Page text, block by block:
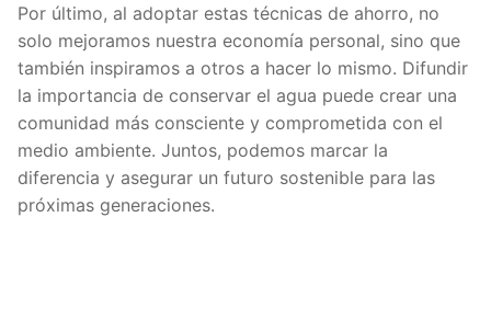
Por último, al adoptar estas técnicas de ahorro, no
solo mejoramos nuestra economía personal, sino que
también inspiramos a otros a hacer lo mismo. Difundir
la importancia de conservar el agua puede crear una
comunidad más consciente y comprometida con el
medio ambiente. Juntos, podemos marcar la
diferencia y asegurar un futuro sostenible para las
próximas generaciones.